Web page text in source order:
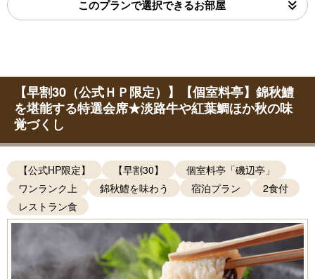
このプランで選択できるお部屋
【早割30（公式ＨＰ限定）】【個室料亭】錦秋鱧
を堪能する特選会席★淡路牛や紅葉鯛ほか秋の味
覚づくし
【公式HP限定】 【早割30】
個室料亭「磯辺亭」
ワンランク上
錦秋鱧を味わう 宿泊プラン
2食付
レストラン食